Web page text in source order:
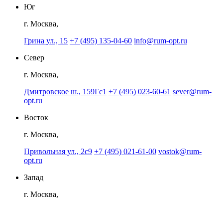
Юг
г. Москва,
Грина ул., 15 +7 (495) 135-04-60 info@rum-opt.ru
Север
г. Москва,
Дмитровское ш., 159Гс1 +7 (495) 023-60-61 sever@rum-
opt.ru
Восток
г. Москва,
Привольная ул., 2с9 +7 (495) 021-61-00 vostok@rum-
opt.ru
Запад
г. Москва,